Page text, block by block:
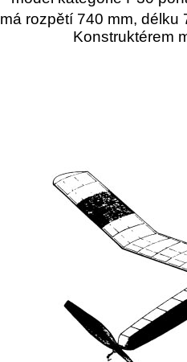
má rozpětí 740 mm, délku
Konstruktérem